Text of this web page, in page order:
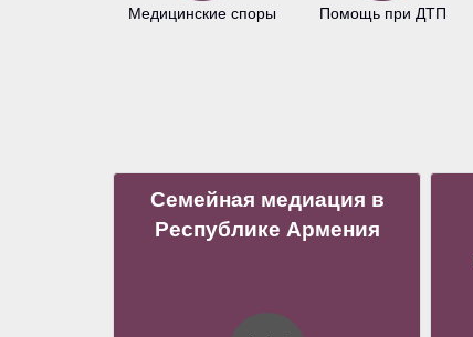
Медицинские споры Помощь при ДТП
Семейная медиация в
Республике Армения